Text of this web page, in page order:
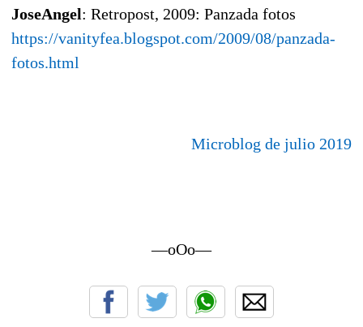
JoseAngel: Retropost, 2009: Panzada fotos
https://vanityfea.blogspot.com/2009/08/panzada-
fotos.html
Microblog de julio 2019
—oOo—